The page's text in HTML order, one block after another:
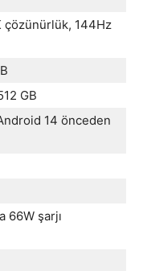
çözünürlük, 144Hz
GB
14 önceden
66W şarjı